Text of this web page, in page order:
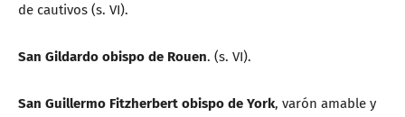
de cautivos (s. VI).
San Gildardo obispo de Rouen. (s. VI).
San Guillermo Fitzherbert obispo de York, varón amable y